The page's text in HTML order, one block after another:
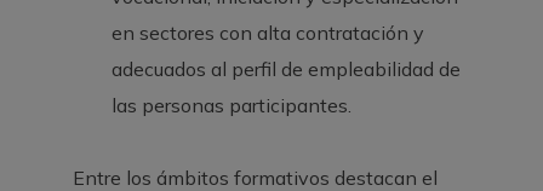
en sectores con alta contratación y
adecuados al perfil de empleabilidad de
las personas participantes.
Entre los ámbitos formativos destacan el